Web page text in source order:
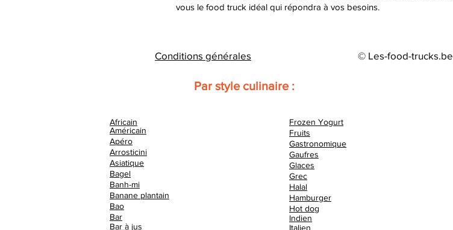
vous le food truck idéal qui répondra à vos besoins.
Conditions générales © Les-food-trucks.be
Par style culinaire :
Africain
Américain
Apéro
Arrosticini
Asiatique
Bagel
Banh-mi
Banane plantain
Bao
Bar
Bar à jus
Frozen Yogurt
Fruits
Gastronomique
Gaufres
Glaces
Grec
Halal
Hamburger
Hot dog
Indien
Italien